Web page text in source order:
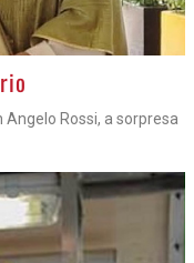
Rossi, a sorpresa